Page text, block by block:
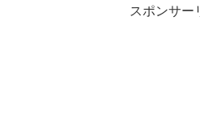
スポンサー